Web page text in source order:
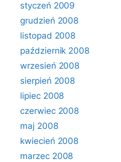
styczeń 2009
grudzień 2008
listopad 2008
październik 2008
wrzesień 2008
sierpień 2008
lipiec 2008
czerwiec 2008
maj 2008
kwiecień 2008
marzec 2008